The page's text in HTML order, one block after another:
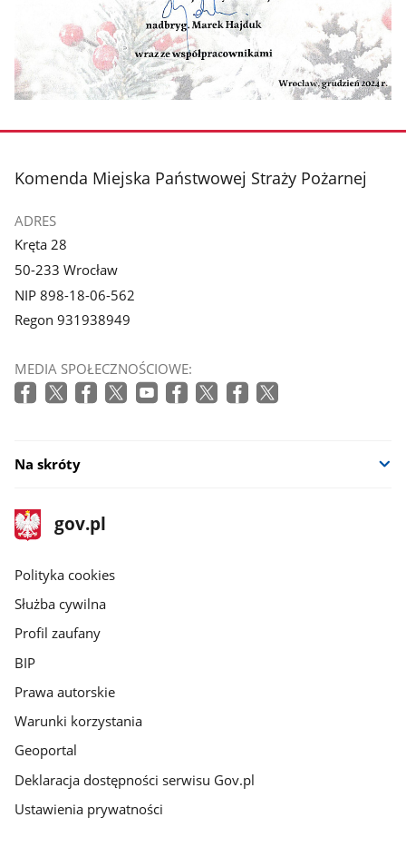
stopka
Komenda Miejska Państwowej Straży Pożarnej
ADRES
Kręta 28
50-233 Wrocław
NIP 898-18-06-562
Regon 931938949
MEDIA SPOŁECZNOŚCIOWE:
Na skróty
stopka
gov.pl
Strona
gov.pl
gov.pl
Polityka cookies
Służba cywilna
Profil zaufany
BIP
Prawa autorskie
Warunki korzystania
Geoportal
Deklaracja dostępności serwisu Gov.pl
Ustawienia prywatności